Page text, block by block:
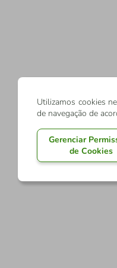
Utilizamos cookies
de navegação de
Gerenciar
de Cookies